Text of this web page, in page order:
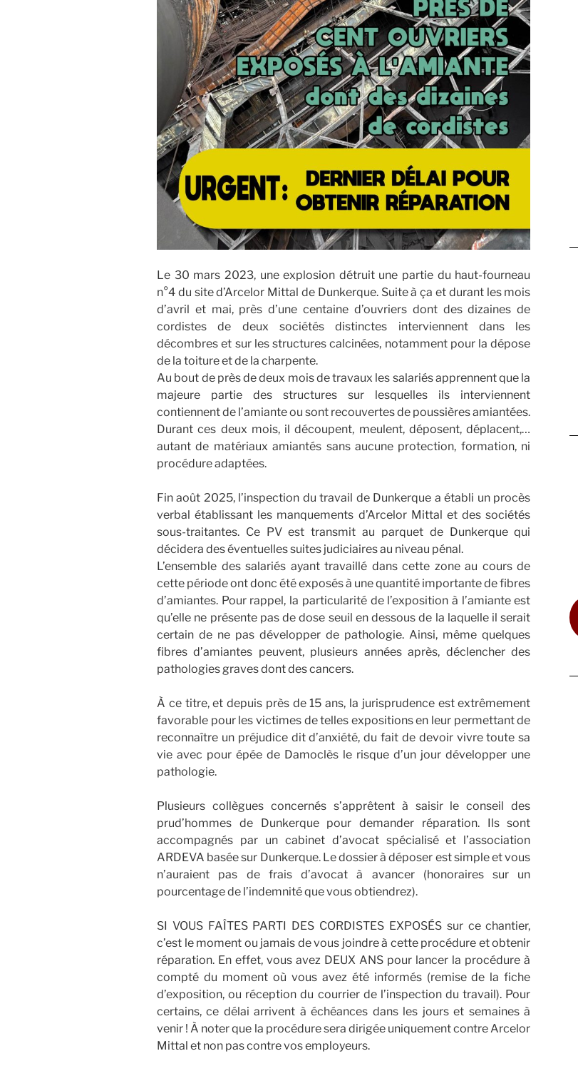
Le 30 mars 2023, une explosion détruit une partie du haut-fourneau
n°4 du site d’Arcelor Mittal de Dunkerque. Suite à ça et durant les mois
d’avril et mai, près d’une centaine d’ouvriers dont des dizaines de
cordistes de deux sociétés distinctes interviennent dans les
décombres et sur les structures calcinées, notamment pour la dépose
de la toiture et de la charpente.
Au bout de près de deux mois de travaux les salariés apprennent que la
majeure partie des structures sur lesquelles ils interviennent
contiennent de l’amiante ou sont recouvertes de poussières amiantées.
Durant ces deux mois, il découpent, meulent, déposent, déplacent,…
autant de matériaux amiantés sans aucune protection, formation, ni
procédure adaptées.
Fin août 2025, l’inspection du travail de Dunkerque a établi un procès
verbal établissant les manquements d’Arcelor Mittal et des sociétés
sous-traitantes. Ce PV est transmit au parquet de Dunkerque qui
décidera des éventuelles suites judiciaires au niveau pénal.
L’ensemble des salariés ayant travaillé dans cette zone au cours de
cette période ont donc été exposés à une quantité importante de fibres
d’amiantes. Pour rappel, la particularité de l’exposition à l’amiante est
qu’elle ne présente pas de dose seuil en dessous de la laquelle il serait
certain de ne pas développer de pathologie. Ainsi, même quelques
fibres d’amiantes peuvent, plusieurs années après, déclencher des
pathologies graves dont des cancers.
À ce titre, et depuis près de 15 ans, la jurisprudence est extrêmement
favorable pour les victimes de telles expositions en leur permettant de
reconnaître un préjudice dit d’anxiété, du fait de devoir vivre toute sa
vie avec pour épée de Damoclès le risque d’un jour développer une
pathologie.
Plusieurs collègues concernés s’apprêtent à saisir le conseil des
prud’hommes de Dunkerque pour demander réparation. Ils sont
accompagnés par un cabinet d’avocat spécialisé et l’association
ARDEVA basée sur Dunkerque. Le dossier à déposer est simple et vous
n’auraient pas de frais d’avocat à avancer (honoraires sur un
pourcentage de l’indemnité que vous obtiendrez).
SI VOUS FAÎTES PARTI DES CORDISTES EXPOSÉS sur ce chantier,
c’est le moment ou jamais de vous joindre à cette procédure et obtenir
réparation. En effet, vous avez DEUX ANS pour lancer la procédure à
compté du moment où vous avez été informés (remise de la fiche
d’exposition, ou réception du courrier de l’inspection du travail). Pour
certains, ce délai arrivent à échéances dans les jours et semaines à
venir ! À noter que la procédure sera dirigée uniquement contre Arcelor
Mittal et non pas contre vos employeurs.